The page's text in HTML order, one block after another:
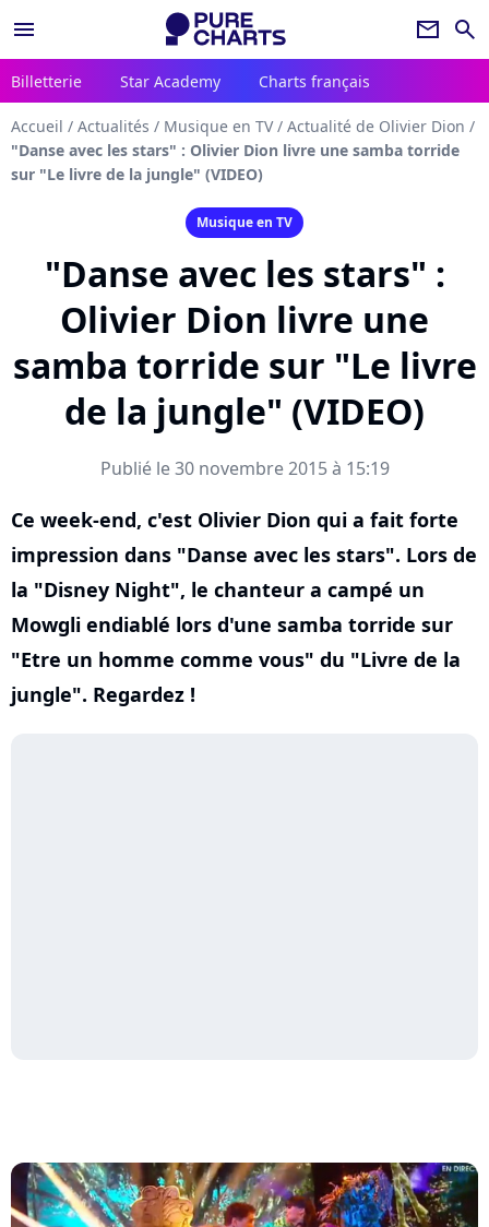
menu newsletter search
Billetterie Star Academy Charts français
Accueil / Actualités / Musique en TV / Actualité de Olivier Dion /
"Danse avec les stars" : Olivier Dion livre une samba torride
sur "Le livre de la jungle" (VIDEO)
Musique en TV
"Danse avec les stars" :
Olivier Dion livre une
samba torride sur "Le livre
de la jungle" (VIDEO)
Publié le 30 novembre 2015 à 15:19
Ce week-end, c'est Olivier Dion qui a fait forte
impression dans "Danse avec les stars". Lors de
la "Disney Night", le chanteur a campé un
Mowgli endiablé lors d'une samba torride sur
"Etre un homme comme vous" du "Livre de la
jungle". Regardez !